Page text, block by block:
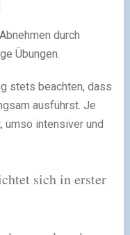
durch
Übungen.
stets beachten, dass
ausführst. Je
umso intensiver und
sich in erster